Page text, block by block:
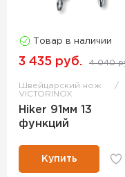
Товар в наличии
3 435 руб. 4 040
Швейцарский нож
VICTORINOX
Hiker 91мм 13
функций
Купить